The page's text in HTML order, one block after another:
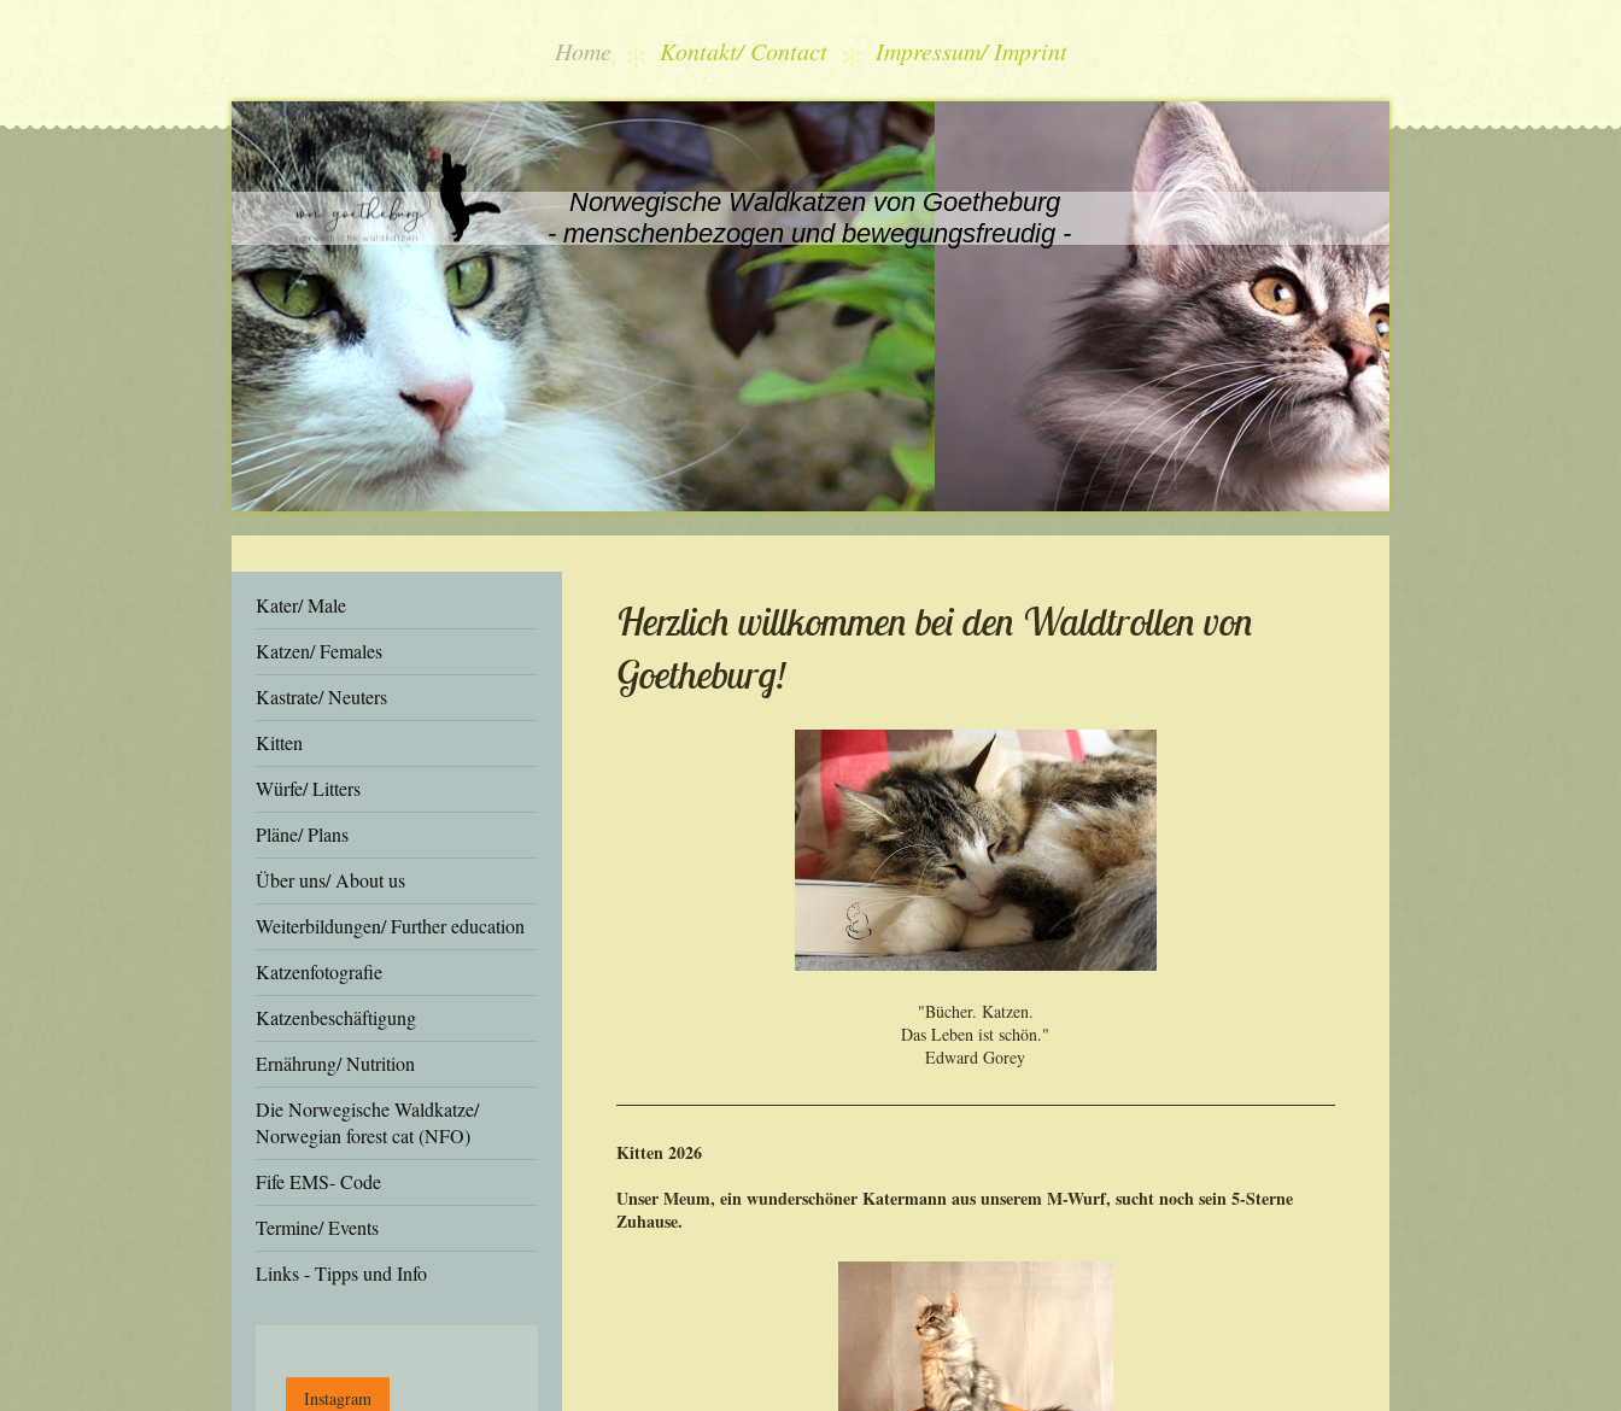
Home Kontakt/ Contact Impressum/ Imprint
Norwegische Waldkatzen von Goetheburg
- menschenbezogen und bewegungsfreudig -
Herzlich willkommen bei den Waldtrollen von
Goetheburg!
"Bücher. Katzen.
Das Leben ist schön."
Edward Gorey
Kitten 2026
Unser Meum, ein wunderschöner Katermann aus unserem M-Wurf, sucht noch sein 5-Sterne
Zuhause.
Kater/ Male
Katzen/ Females
Kastrate/ Neuters
Kitten
Würfe/ Litters
Pläne/ Plans
Über uns/ About us
Weiterbildungen/ Further education
Katzenfotografie
Katzenbeschäftigung
Ernährung/ Nutrition
Die Norwegische Waldkatze/
Norwegian forest cat (NFO)
Fife EMS- Code
Termine/ Events
Links - Tipps und Info
Instagram